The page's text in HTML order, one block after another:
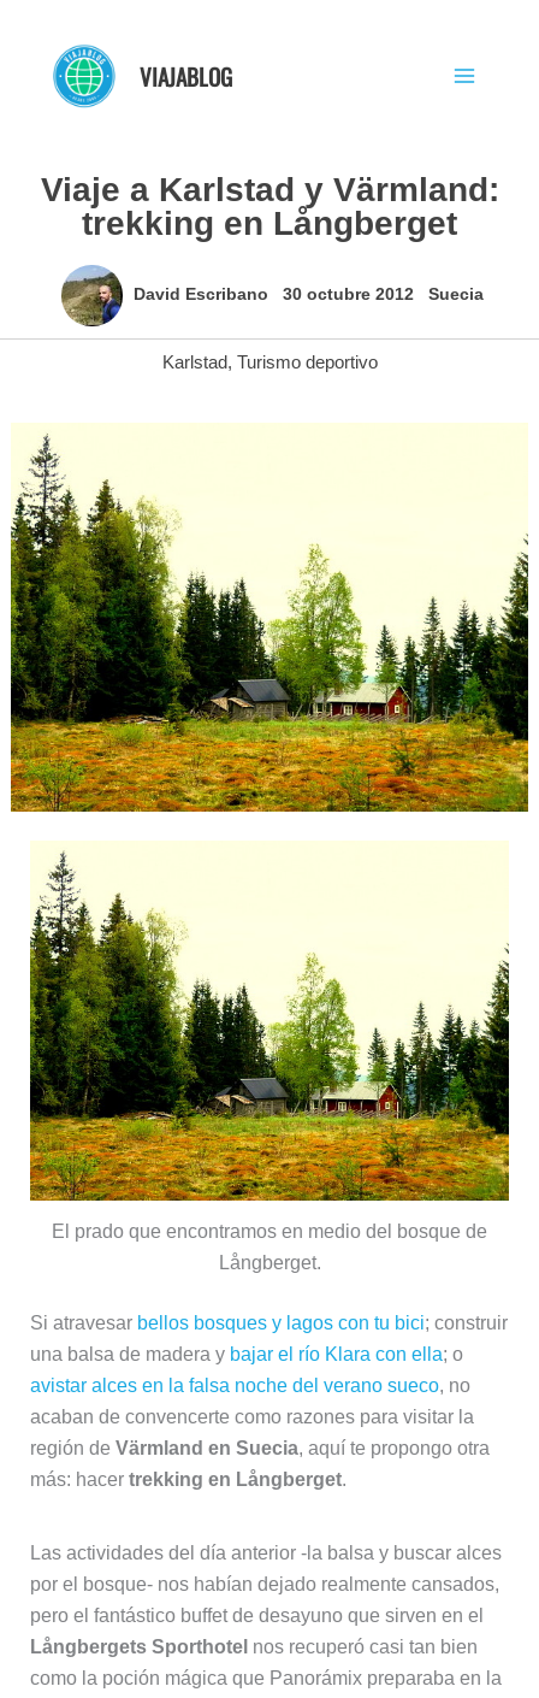
contenido
VIAJABLOG
Viaje a Karlstad y Värmland:
trekking en Långberget
David Escribano 30 octubre 2012 Suecia
Karlstad, Turismo deportivo
El prado que encontramos en medio del bosque de
Långberget.
Si atravesar bellos bosques y lagos con tu bici; construir
una balsa de madera y bajar el río Klara con ella; o
avistar alces en la falsa noche del verano sueco, no
acaban de convencerte como razones para visitar la
región de Värmland en Suecia, aquí te propongo otra
más: hacer trekking en Långberget.
Las actividades del día anterior -la balsa y buscar alces
por el bosque- nos habían dejado realmente cansados,
pero el fantástico buffet de desayuno que sirven en el
Långbergets Sporthotel nos recuperó casi tan bien
como la poción mágica que Panorámix preparaba en la